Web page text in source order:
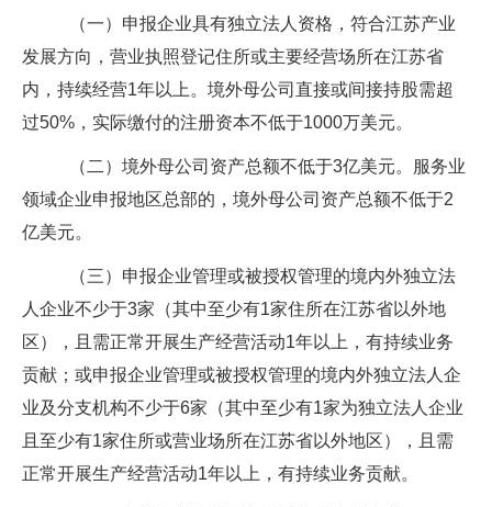
（一）申报企业具有独立法人资格，符合江苏产业
发展方向，营业执照登记住所或主要经营场所在江苏省
内，持续经营1年以上。境外母公司直接或间接持股需超
过50% ，实际缴付的注册资本不低于1000万美元。
（二）境外母公司资产总额不低于3亿美元。服务业
领域企业申报地区总部的，境外母公司资产总额不低于2
亿美元。
（三）申报企业管理或被授权管理的境内外独立法
人企业不少于3家（其中至少有1家住所在江苏省以外地
区），且需正常开展生产经营活动1年以上，有持续业务
贡献；或申报企业管理或被授权管理的境内外独立法人企
业及分支机构不少于6家（其中至少有1家为独立法人企业
且至少有1家住所或营业场所在江苏省以外地区），且需
正常开展生产经营活动1年以上，有持续业务贡献。